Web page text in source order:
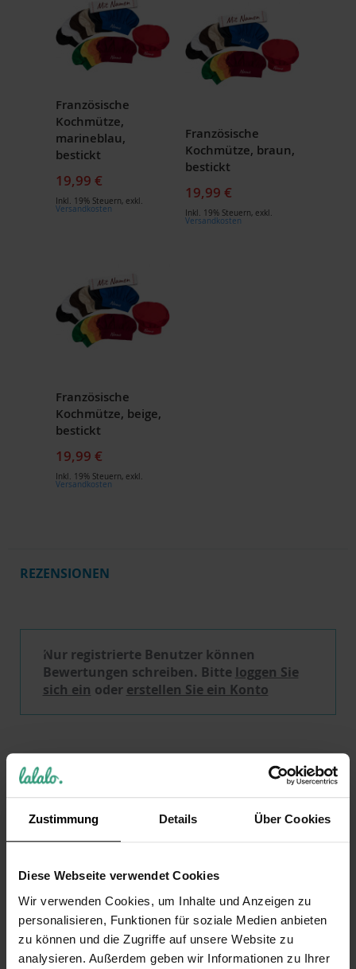
Zustimmung Details Über Cookies
Diese Webseite verwendet Cookies
Wir verwenden Cookies, um Inhalte und Anzeigen zu
personalisieren, Funktionen für soziale Medien anbieten
zu können und die Zugriffe auf unsere Website zu
analysieren. Außerdem geben wir Informationen zu Ihrer
Französische
Kochmütze,
marineblau,
bestickt
19,99 €
Inkl. 19% Steuern, exkl.
Versandkosten
Französische
Kochmütze, braun,
bestickt
19,99 €
Inkl. 19% Steuern, exkl.
Versandkosten
Französische
Kochmütze, beige,
bestickt
19,99 €
Inkl. 19% Steuern, exkl.
Versandkosten
REZENSIONEN
Nur registrierte Benutzer können
Bewertungen schreiben. Bitte loggen Sie
sich ein oder erstellen Sie ein Konto
KUNDEN, DIE DIESEN ARTIKEL GEKAUFT HABEN,
VERWANDTE PRODUKTE